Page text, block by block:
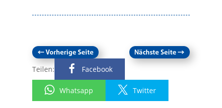
←Vorherige Seite Nächste Seite→
Teilen: Facebook
Whatsapp Twitter